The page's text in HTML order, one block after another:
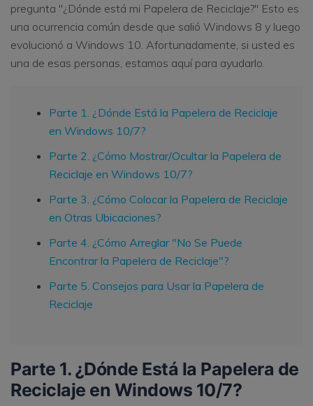
Otros Productos
Repairit - Reparar Datos
UBackit - Respaldar Datos
pregunta "¿Dónde está mi Papelera de Reciclaje?" Esto es
una ocurrencia común desde que salió Windows 8 y luego
evolucionó a Windows 10. Afortunadamente, si usted es
una de esas personas, estamos aquí para ayudarlo.
Parte 1. ¿Dónde Está la Papelera de Reciclaje
en Windows 10/7?
Parte 2. ¿Cómo Mostrar/Ocultar la Papelera de
Reciclaje en Windows 10/7?
Parte 3. ¿Cómo Colocar la Papelera de Reciclaje
en Otras Ubicaciones?
Parte 4. ¿Cómo Arreglar "No Se Puede
Encontrar la Papelera de Reciclaje"?
Parte 5. Consejos para Usar la Papelera de
Reciclaje
Parte 1. ¿Dónde Está la Papelera de
Reciclaje en Windows 10/7?